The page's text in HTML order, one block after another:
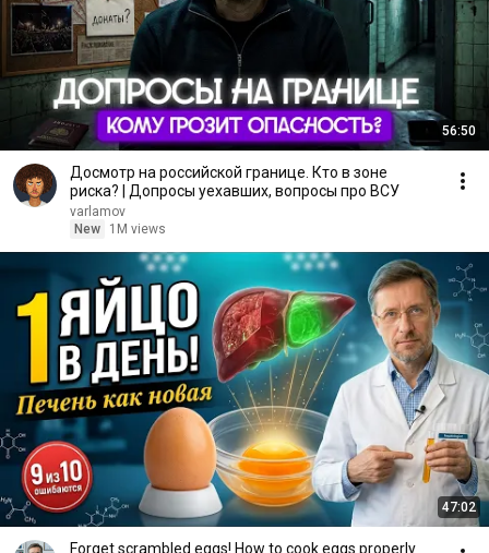
56:50
Досмотр на российской границе. Кто в зоне
риска? | Допросы уехавших, вопросы про ВСУ
varlamov
New
1M views
47:02
Forget scrambled eggs! How to cook eggs properly